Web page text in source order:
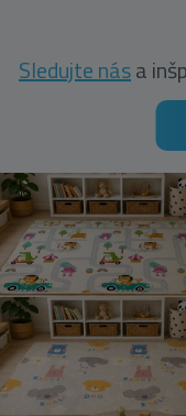
Sledujte nása